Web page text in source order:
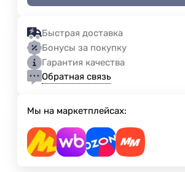
Быстрая доставка
Бонусы за покупку
Гарантия качества
Обратная связь
Мы на маркетплейсах: